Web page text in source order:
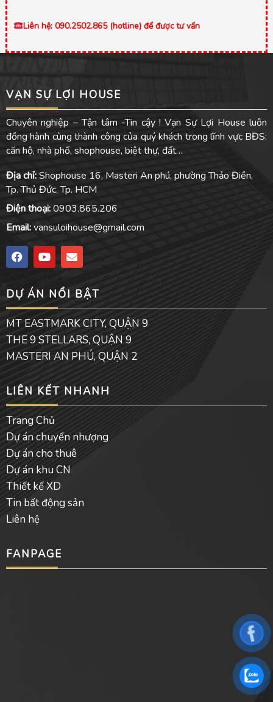
Liên hệ: 090.2502.865 (hotline) để được tư vấn
VẠN SỰ LỢI HOUSE
Chuyên nghiệp – Tận tâm -Tin cậy ! Vạn Sự Lợi House luôn
đồng hành cùng thành công của quý khách trong lĩnh vực BĐS:
căn hộ, nhà phố, shophouse, biệt thự, đất…
Địa chỉ:Shophouse 16, Masteri An phú, phường Thảo Điền,
Tp. Thủ Đức, Tp. HCM
Điện thoại:0903.865.206
Email:vansuloihouse@gmail.com
F
a
c
b
o
o
k
Y
o
u
u
b
e
E
n
v
o
p
e
DỰ ÁN NỔI BẬT
MT EASTMARK CITY, QUẬN 9
THE 9 STELLARS, QUẬN 9
MASTERI AN PHÚ, QUẬN 2
LIÊN KẾT NHANH
Trang Chủ
Dự án chuyển nhượng
Dự án cho thuê
Dự án khu CN
Thiết kế XD
Tin bất động sản
Liên hệ
FANPAGE